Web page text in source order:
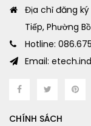
Địa chỉ đăng ký
Tiếp, Phường
Hotline:
Email:
CHÍNH SÁCH